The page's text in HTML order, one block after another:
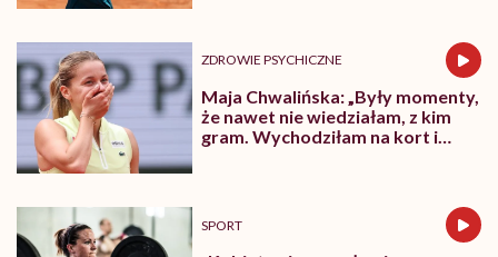
ZDROWIE PSYCHICZNE
Maja Chwalińska: „Były momenty,
że nawet nie wiedziałam, z kim
gram. Wychodziłam na kort i
SPORT